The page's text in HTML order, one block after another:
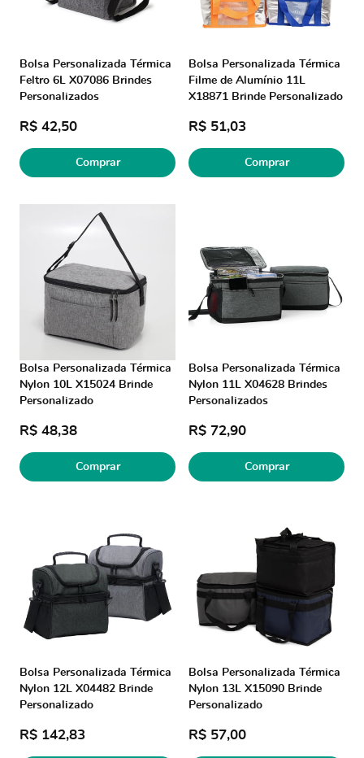
Bolsa Personalizada Térmica
Feltro 6L X07086 Brindes
Personalizados
R$ 42,50
Comprar
Bolsa Personalizada Térmica
Filme de Alumínio 11L
X18871 Brinde Personalizado
R$ 51,03
Comprar
Bolsa Personalizada Térmica
Nylon 10L X15024 Brinde
Personalizado
R$ 48,38
Comprar
Bolsa Personalizada Térmica
Nylon 11L X04628 Brindes
Personalizados
R$ 72,90
Comprar
Bolsa Personalizada Térmica
Nylon 12L X04482 Brinde
Personalizado
R$ 142,83
Bolsa Personalizada Térmica
Nylon 13L X15090 Brinde
Personalizado
R$ 57,00